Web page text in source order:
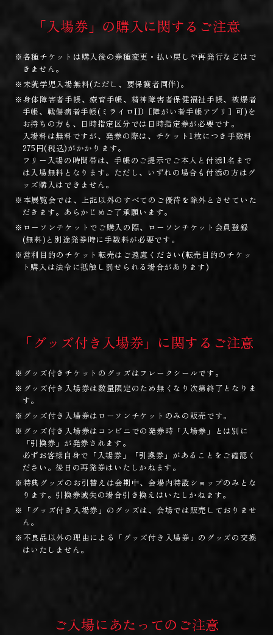
「入場券」の購入に関するご注意
※各種チケットは購入後の券種変更・払い戻しや再発行などはで
きません。
※未就学児入場無料(ただし、要保護者同伴)。
※身体障害者手帳、療育手帳、精神障害者保健福祉手帳、被爆者
手帳、戦傷病者手帳(ミライロID［障がい者手帳アプリ］可)を
お持ちの方も、日時指定区分では日時指定券が必要です。
入場料は無料ですが、発券の際は、チケット1枚につき手数料
275円(税込)がかかります。
フリー入場の時間帯は、手帳のご提示でご本人と付添1名まで
は入場無料となります。ただし、いずれの場合も付添の方はグ
ッズ購入はできません。
※本展覧会では、上記以外のすべてのご優待を除外とさせていた
だきます。あらかじめご了承願います。
※ローソンチケットでご購入の際、ローソンチケット会員登録
(無料)と別途発券時に手数料が必要です。
※営利目的のチケット転売はご遠慮ください(転売目的のチケッ
ト購入は法令に抵触し罰せられる場合があります)
「グッズ付き入場券」に関するご注意
※グッズ付きチケットのグッズはフレークシールです。
※グッズ付き入場券は数量限定のため無くなり次第終了となりま
す。
※グッズ付き入場券はローソンチケットのみの販売です。
※グッズ付き入場券はコンビニでの発券時「入場券」とは別に
「引換券」が発券されます。
必ずお客様自身で「入場券」「引換券」があることをご確認く
ださい。後日の再発券はいたしかねます。
※特典グッズのお引替えは会期中、会場内特設ショップのみとな
ります。引換券滅失の場合引き換えはいたしかねます。
※「グッズ付き入場券」のグッズは、会場では販売しておりませ
ん。
※不良品以外の理由による「グッズ付き入場券」のグッズの交換
はいたしません。
ご入場にあたってのご注意